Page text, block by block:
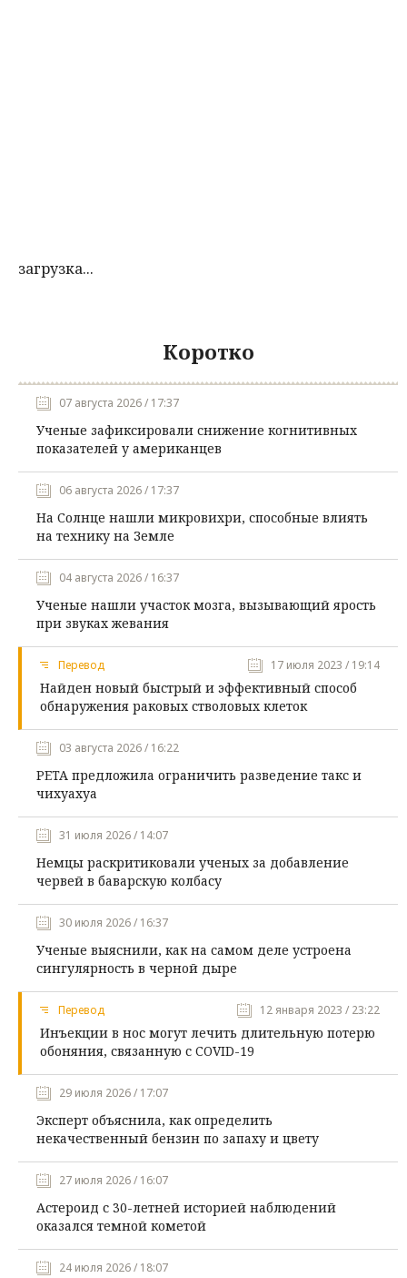
загрузка...
Коротко
07 августа 2026 / 17:37
Ученые зафиксировали снижение когнитивных
показателей у американцев
06 августа 2026 / 17:37
На Солнце нашли микровихри, способные влиять
на технику на Земле
04 августа 2026 / 16:37
Ученые нашли участок мозга, вызывающий ярость
при звуках жевания
Перевод 17 июля 2023 / 19:14
Найден новый быстрый и эффективный способ
обнаружения раковых стволовых клеток
03 августа 2026 / 16:22
PETA предложила ограничить разведение такс и
чихуахуа
31 июля 2026 / 14:07
Немцы раскритиковали ученых за добавление
червей в баварскую колбасу
30 июля 2026 / 16:37
Ученые выяснили, как на самом деле устроена
сингулярность в черной дыре
Перевод 12 января 2023 / 23:22
Инъекции в нос могут лечить длительную потерю
обоняния, связанную с COVID-19
29 июля 2026 / 17:07
Эксперт объяснила, как определить
некачественный бензин по запаху и цвету
27 июля 2026 / 16:07
Астероид с 30-летней историей наблюдений
оказался темной кометой
24 июля 2026 / 18:07